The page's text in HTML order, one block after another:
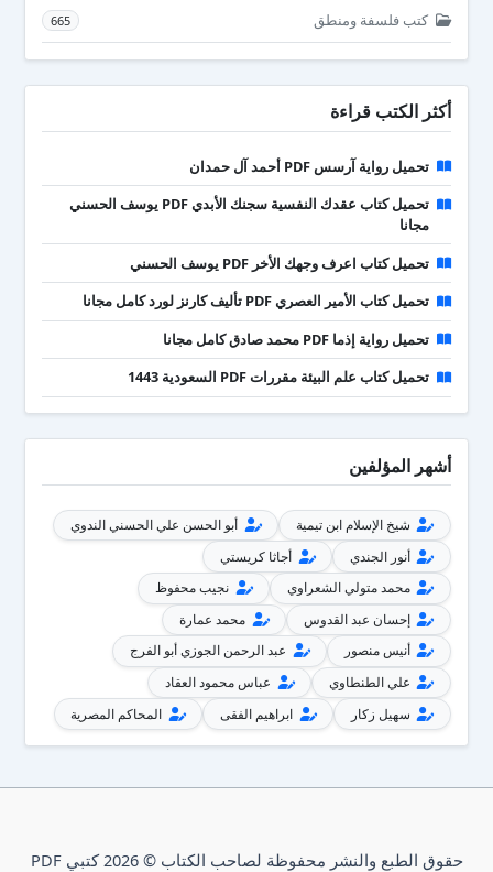
كتب فلسفة ومنطق 665
أكثر الكتب قراءة
تحميل رواية آرسس PDF أحمد آل حمدان
تحميل كتاب عقدك النفسية سجنك الأبدي PDF يوسف الحسني
مجانا
تحميل كتاب اعرف وجهك الأخر PDF يوسف الحسني
تحميل كتاب الأمير العصري PDF تأليف كارنز لورد كامل مجانا
تحميل رواية إذما PDF محمد صادق كامل مجانا
تحميل كتاب علم البيئة مقررات PDF السعودية 1443
أشهر المؤلفين
شيخ الإسلام ابن تيمية
أبو الحسن علي الحسني الندوي
أنور الجندي
أجاثا كريستي
محمد متولي الشعراوي
نجيب محفوظ
إحسان عبد القدوس
محمد عمارة
أنيس منصور
عبد الرحمن الجوزي أبو الفرج
علي الطنطاوي
عباس محمود العقاد
سهيل زكار
ابراهيم الفقى المحاكم المصرية
حقوق الطبع والنشر محفوظة لصاحب الكتاب © 2026 كتبي PDF